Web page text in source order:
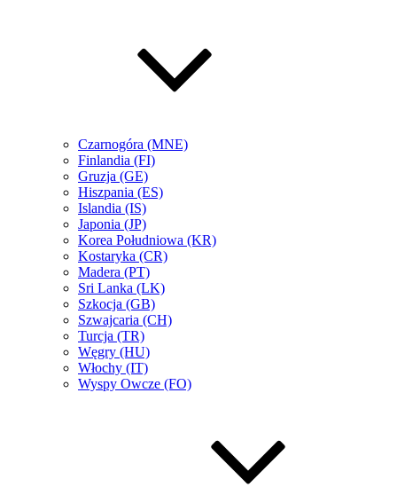
Czarnogóra (MNE)
Finlandia (FI)
Gruzja (GE)
Hiszpania (ES)
Islandia (IS)
Japonia (JP)
Korea Południowa (KR)
Kostaryka (CR)
Madera (PT)
Sri Lanka (LK)
Szkocja (GB)
Szwajcaria (CH)
Turcja (TR)
Węgry (HU)
Włochy (IT)
Wyspy Owcze (FO)